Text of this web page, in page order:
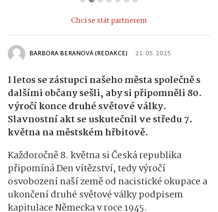
Chci se stát partnerem
BARBORA BERANOVÁ (REDAKCE) 21. 05. 2025
I letos se zástupci našeho města společně s
dalšími občany sešli, aby si připomněli 80.
výročí konce druhé světové války.
Slavnostní akt se uskutečnil ve středu 7.
května na městském hřbitově.
Každoročně 8. května si Česká republika
připomíná Den vítězství, tedy výročí
osvobození naší země od nacistické okupace a
ukončení druhé světové války podpisem
kapitulace Německa v roce 1945.